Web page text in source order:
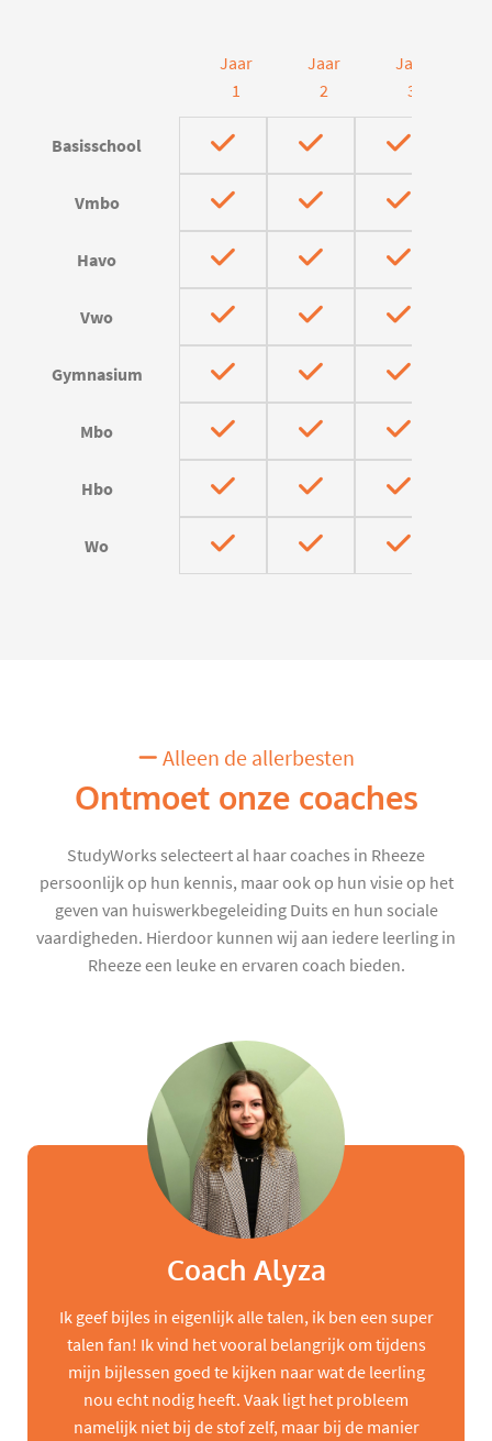
Jaar
1
Jaar
2
Jaar
3
Basisschool
Vmbo
Havo
Vwo
Gymnasium
Mbo
Hbo
Wo
Alleen de allerbesten
Ontmoet onze coaches
StudyWorks selecteert al haar coaches in Rheeze
persoonlijk op hun kennis, maar ook op hun visie op het
geven van huiswerkbegeleiding Duits en hun sociale
vaardigheden. Hierdoor kunnen wij aan iedere leerling in
Rheeze een leuke en ervaren coach bieden.
Coach Alyza
Ik geef bijles in eigenlijk alle talen, ik ben een super
talen fan! Ik vind het vooral belangrijk om tijdens
mijn bijlessen goed te kijken naar wat de leerling
nou echt nodig heeft. Vaak ligt het probleem
namelijk niet bij de stof zelf, maar bij de manier